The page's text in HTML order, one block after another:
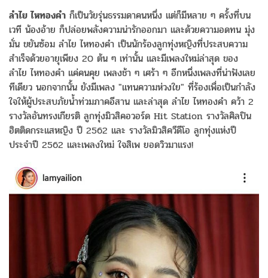
ลำไย ไหทองคำ ก็เป็นวัยรุ่นธรรมดาคนหนึ่ง แต่ก็มีหลาย ๆ ครั้งที่บน
เวที น้องอ้าย ก็ปล่อยพลังความน่ารักออกมา และด้วยความอดทน มุ่ง
มั่น ขยันซ้อม ลำไย ไหทองคำ เป็นนักร้องลูกทุ่งหญิงที่ประสบความ
สำเร็จด้วยอายุเพียง 20 ต้น ๆ เท่านั้น และมีเพลงใหม่ล่าสุด ของ
ลำไย ไหทองคำ แค่คนคุย เพลงช้า ๆ เศร้า ๆ อีกหนึ่งเพลงที่น่าฟังเลย
ทีเดียว นอกจากนั้น ยังมีเพลง "แทนความห่วงใย" ที่ร้องเพื่อเป็นกำลัง
ใจให้ผู้ประสบภัยน้ำท่วมภาคอีสาน และล่าสุด ลำไย ไหทองคำ คว้า 2
รางวัลอันทรงเกียรติ ลูกทุ่งมิวสิคอวอร์ด Hit Station รางวัลศิลปิน
ฮิตติดกระแสหญิง ปี 2562 และ รางวัลมิวสิควีดีโอ ลูกทุ่งแห่งปี
ประจำปี 2562 และเพลงใหม่ ใจสิเพ ยอดวิวมาแรง!